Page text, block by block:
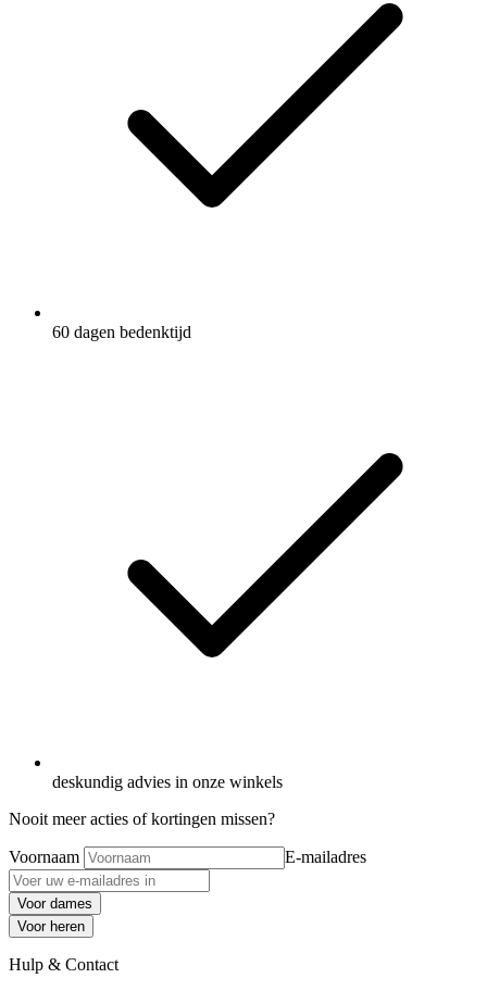
60 dagen bedenktijd
deskundig advies in onze winkels
Nooit meer acties of kortingen missen?
Voornaam E-mailadres
Voor dames
Voor heren
Hulp & Contact